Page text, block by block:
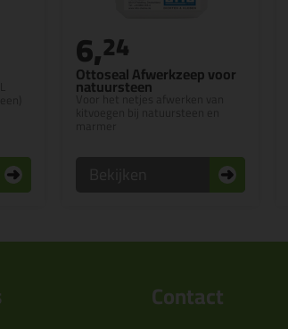
Ottoseal Afwerkzeep voor
natuursteen
Voor het netjes afwerken van
6,24
Contact